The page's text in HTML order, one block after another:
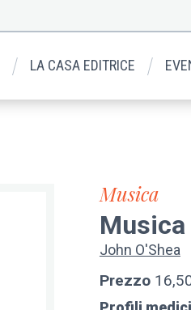
LA CASA EDITRICE
Musica
John O'Shea
Prezzo